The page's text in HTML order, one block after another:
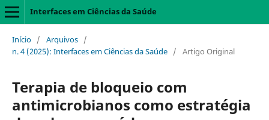
Interfaces em Ciências da Saúde
Início / Arquivos /
n. 4 (2025): Interfaces em Ciências da Saúde / Artigo Original
Terapia de bloqueio com
antimicrobianos como estratégia